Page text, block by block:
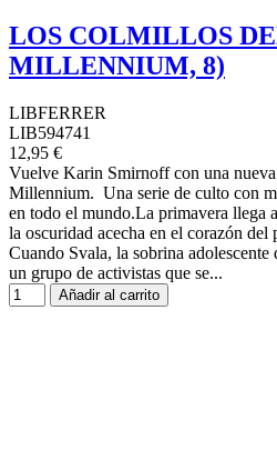
LOS COLMILLOS
MILLENNIUM, 8)
LIBFERRER
LIB594741
12,95 €
Vuelve Karin Smirnoff con una nueva
Millennium. Una serie de culto con
en todo el mundo.La primavera llega
la oscuridad acecha en el corazón del
Cuando Svala, la sobrina adolescente
un grupo de activistas que se...
Añadir al carrito